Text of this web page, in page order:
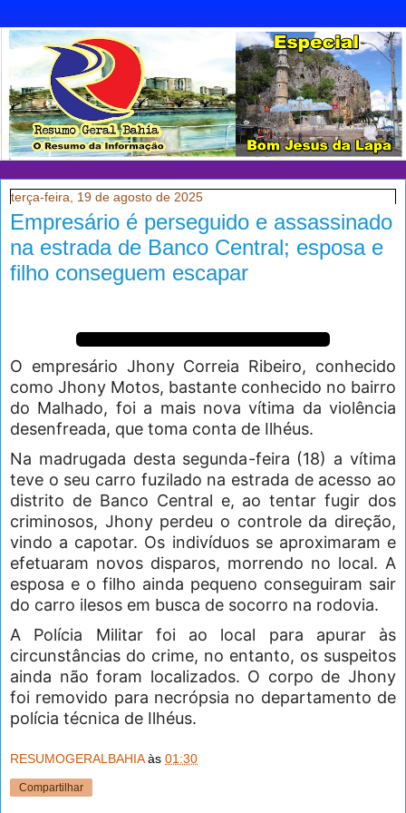
terça-feira, 19 de agosto de 2025
Empresário é perseguido e assassinado
na estrada de Banco Central; esposa e
filho conseguem escapar
O empresário Jhony Correia Ribeiro, conhecido
como Jhony Motos, bastante conhecido no bairro
do Malhado, foi a mais nova vítima da violência
desenfreada, que toma conta de Ilhéus.
Na madrugada desta segunda-feira (18) a vítima
teve o seu carro fuzilado na estrada de acesso ao
distrito de Banco Central e, ao tentar fugir dos
criminosos, Jhony perdeu o controle da direção,
vindo a capotar. Os indivíduos se aproximaram e
efetuaram novos disparos, morrendo no local. A
esposa e o filho ainda pequeno conseguiram sair
do carro ilesos em busca de socorro na rodovia.
A Polícia Militar foi ao local para apurar às
circunstâncias do crime, no entanto, os suspeitos
ainda não foram localizados. O corpo de Jhony
foi removido para necrópsia no departamento de
polícia técnica de Ilhéus.
RESUMOGERALBAHIA às 01:30
Compartilhar